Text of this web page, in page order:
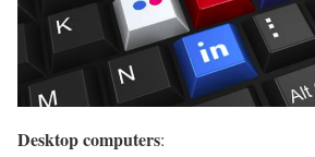
Desktop computers: